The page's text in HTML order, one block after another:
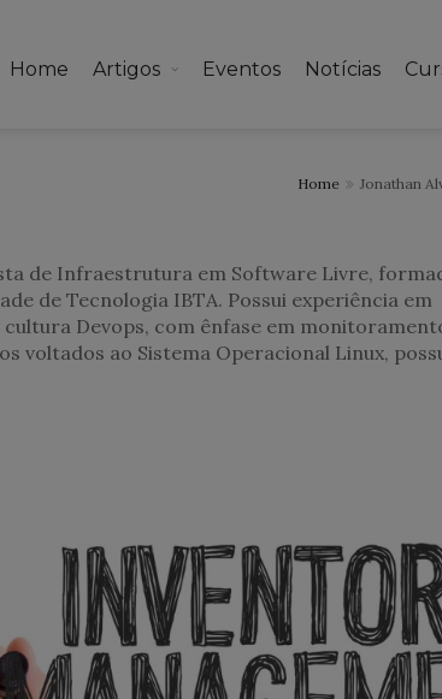
Home Artigos Eventos Notícias
Home Jonathan
de Infraestrutura em Software Livre,
de Tecnologia IBTA. Possui experiência em
Devops, com ênfase em
voltados ao Sistema Operacional Linux,